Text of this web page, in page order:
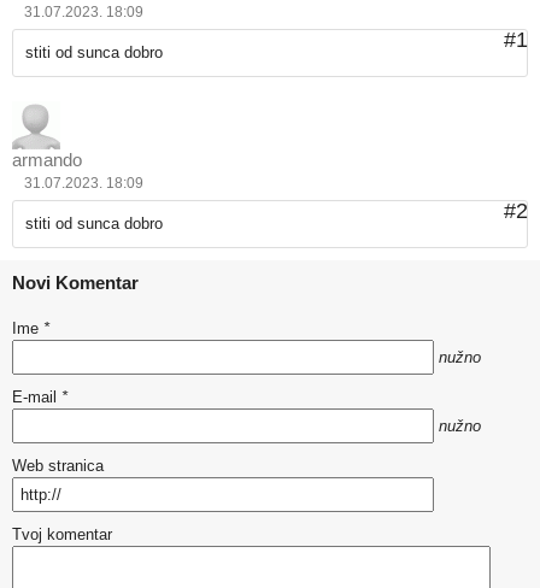
31.07.2023. 18:09
#1
stiti od sunca dobro
armando
31.07.2023. 18:09
#2
stiti od sunca dobro
Novi Komentar
Ime *
nužno
E-mail *
nužno
Web stranica
Tvoj komentar